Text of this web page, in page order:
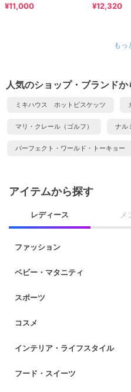
¥11,000
ッピーバッグ）
¥12,320
もっ
人気のショップ・ブランドか
ミキハウス ホットビスケッツ
マリ・クレール（ゴルフ） ナル
パーフェクト・ワールド・トーキョー
アイテムから探す
レディース メ
ファッション
ベビー・マタニティ
スポーツ
コスメ
インテリア・ライフスタイル
フード・スイーツ